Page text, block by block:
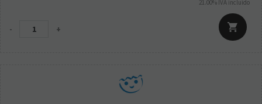
21.00% IVA incluido
- +